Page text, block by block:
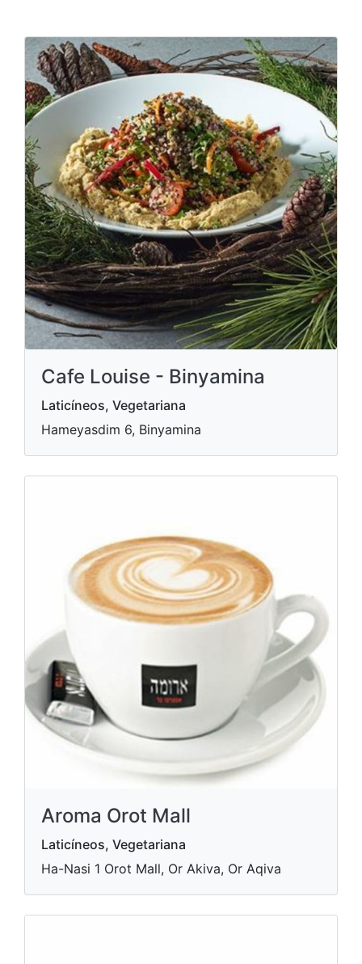
Cafe Louise - Binyamina
Laticíneos, Vegetariana
Hameyasdim 6, Binyamina
Aroma Orot Mall
Laticíneos, Vegetariana
Ha-Nasi 1 Orot Mall, Or Akiva, Or Aqiva